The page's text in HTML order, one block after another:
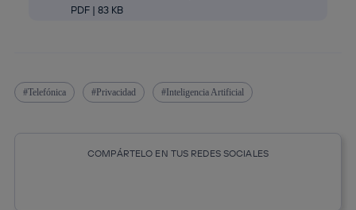
PDF | 83 KB
Telefónica Privacidad Inteligencia Artificial
COMPÁRTELO EN TUS REDES SOCIALES